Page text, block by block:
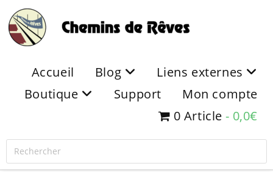
Accueil Blog
Liens externes
Boutique
Support
Mon compte
0 Article
0,0€